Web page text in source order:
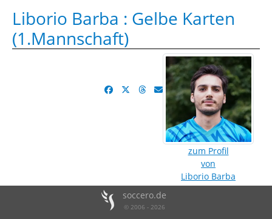
Liborio Barba : Gelbe Karten
(1.Mannschaft)
zum Profil
von
Liborio Barba
soccero.de
© 2006 - 2026